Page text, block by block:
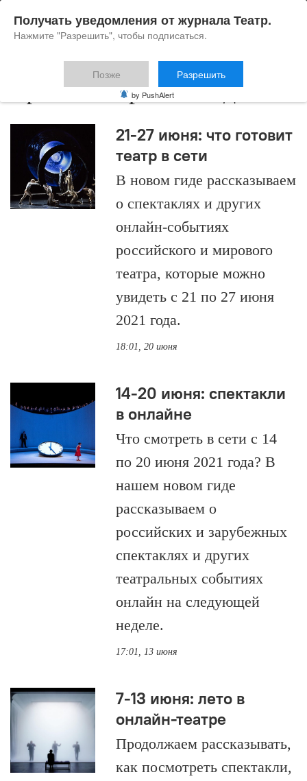
афиша завтрашнего дня
21-27 июня: что готовит
театр в сети
В новом гиде рассказываем
о спектаклях и других
онлайн-событиях
российского и мирового
театра, которые можно
увидеть с 21 по 27 июня
2021 года.
18:01, 20 июня
14-20 июня: спектакли
в онлайне
Что смотреть в сети с 14
по 20 июня 2021 года? В
нашем новом гиде
рассказываем о
российских и зарубежных
спектаклях и других
театральных событиях
онлайн на следующей
неделе.
17:01, 13 июня
7-13 июня: лето в
онлайн-театре
Продолжаем рассказывать,
как посмотреть спектакли,
Получать уведомления от журнала Театр.
Нажмите "Разрешить", чтобы подписаться.
Позже Разрешить
by PushAlert